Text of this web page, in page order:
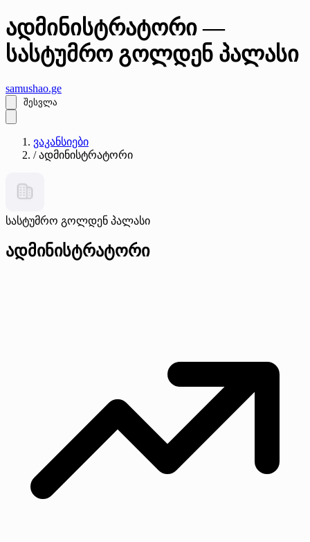
ადმინისტრატორი —
სასტუმრო გოლდენ პალასი
samushao.ge
შესვლა
ვაკანსიები
/ ადმინისტრატორი
სასტუმრო გოლდენ პალასი
ადმინისტრატორი